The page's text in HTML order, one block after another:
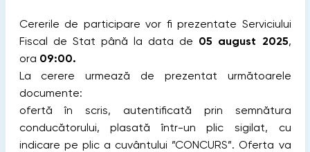
Cererile de participare vor fi prezentate Serviciului
Fiscal de Stat până la data de 05 august 2025,
ora 09:00.
La cerere urmează de prezentat următoarele
documente:
ofertă în scris, autentificată prin semnătura
conducătorului, plasată într-un plic sigilat, cu
indicare pe plic a cuvântului ”CONCURS”. Oferta va